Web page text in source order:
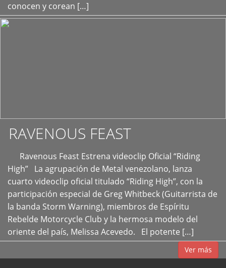
conocen y corean […]
RAVENOUS FEAST
Ravenous Feast Estrena videoclip Oficial “Riding
High” La agrupación de Metal venezolano, lanza
cuarto videoclip oficial titulado “Riding High”, con la
participación especial de Greg Whitbeck (Guitarrista de
la banda Storm Warning), miembros de Espíritu
Rebelde Motorcycle Club y la hermosa modelo del
oriente del país, Melissa Acevedo. El potente […]
Ver más